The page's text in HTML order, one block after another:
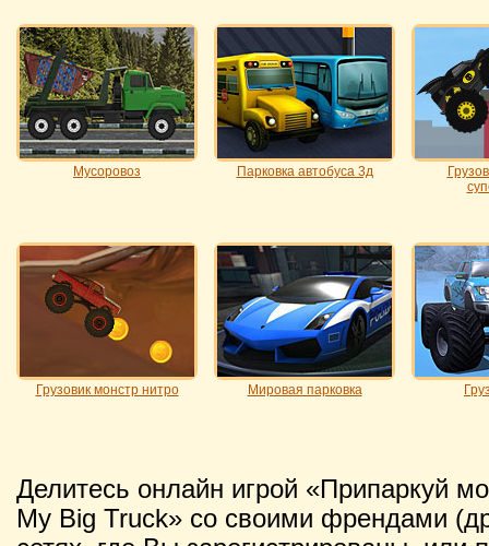
Мусоровоз Парковка автобуса 3д
Грузовик монстр нитро Мировая парковка
Делитесь онлайн игрой «Припаркуй
My Big Truck» со своими френдами